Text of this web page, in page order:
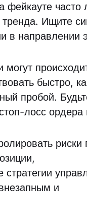
фейкауте часто
тренда. Ищите
в направлении
быстро,
пробой.
лосс ордера
риски
и